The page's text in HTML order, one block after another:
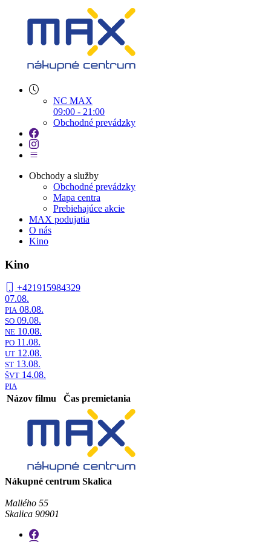
NC MAX
09:00 - 21:00
Obchodné prevádzky
Obchody a služby
Obchodné prevádzky
Mapa centra
Prebiehajúce akcie
MAX podujatia
O nás
Kino
Kino
+421915984329
07.08.
PIA 08.08.
SO 09.08.
NE 10.08.
PO 11.08.
UT 12.08.
ST 13.08.
ŠVT 14.08.
PIA
Názov filmu Čas premietania
Nákupné centrum Skalica
Mallého 55
Skalica 90901